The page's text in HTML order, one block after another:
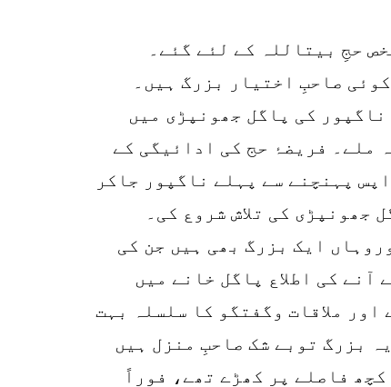
حجِ بیتاللہ کے لئے گئے۔
صاحبِ اختیار بزرگ ہیں۔
کی پاگل جھونپڑی میں
ملے۔ فریضۂ حج کی ادائیگی کے
پہنچنے سے پہلے ناگپور جاکر
جھونپڑی کی تلاش شروع کی۔
ایک بزرگ بھی ہیں جن کی
کی اطلاع پاگل خانے میں
ملاقات وگفتگو کا سلسلہ بہت
بزرگ توبے شک صاحبِ منزل ہیں
فاصلے پر کھڑے تھے، فوراً